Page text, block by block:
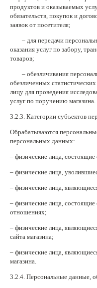
продуктов и оказываемых
обязательств, покупок и
заявок от посетителя;
– для передачи
оказания услуг по забору,
товаров;
– обезличивания
обезличенных
лицу для проведения
услуг по поручению магазина.
3.2.3. Категории субъектов
Обрабатываются
персональных данных:
– физические лица,
– физические лица,
– физические лица,
– физические лица,
отношениях;
– физические лица,
сайта магазина;
– физические лица,
магазина.
3.2.4. Персональные данные,